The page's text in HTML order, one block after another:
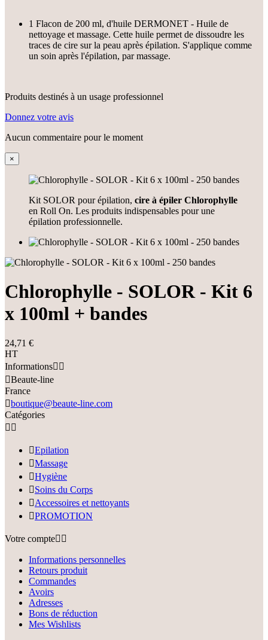
1 Flacon de 200 ml, d'huile DERMONET - Huile de
nettoyage et massage. Cette huile permet de dissoudre les
traces de cire sur la peau après épilation. S'applique comme
un soin après l'épilation, par massage.
Produits destinés à un usage professionnel
Donnez votre avis
Aucun commentaire pour le moment
×
Kit SOLOR pour épilation, cire à épiler Chlorophylle
en Roll On. Les produits indispensables pour une
épilation professionnelle.
Chlorophylle - SOLOR - Kit 6
x 100ml + bandes
24,71 €
HT
Informations 
Beaute-line
France
boutique@beaute-line.com
Catégories
 
Epilation
Massage
Hygiène
Soins du Corps
Accessoires et nettoyants
PROMOTION
Votre compte 
Informations personnelles
Retours produit
Commandes
Avoirs
Adresses
Bons de réduction
Mes Wishlists